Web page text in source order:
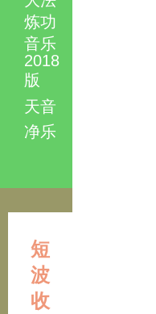
炼功
音乐
2018
版
天音
净乐
短
波
收